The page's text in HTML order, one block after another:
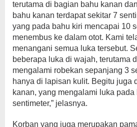
terutama di bagian bahu kanan
bahu kanan terdapat sekitar 7
yang pada bahu kiri mencapai 10
menembus ke dalam otot. Kami
menangani semua luka tersebut.
beberapa luka di wajah, terutama
mengalami robekan sepanjang 3
hanya di lapisan kulit. Begitu juga
kanan, yang mengalami luka
sentimeter,” jelasnya.
Korban yang juga merupakan